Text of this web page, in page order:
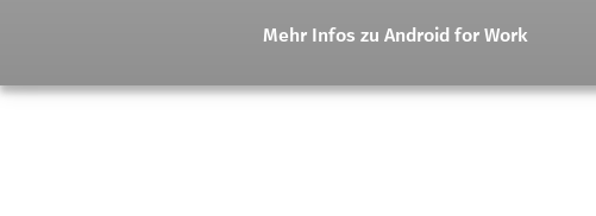
Mehr Infos zu Android for Work